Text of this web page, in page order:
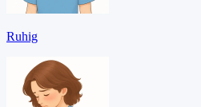
Ruhig